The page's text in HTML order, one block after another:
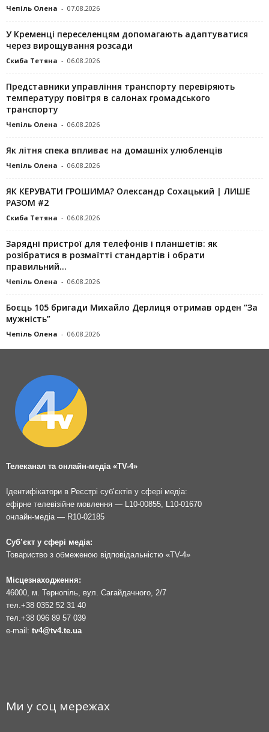
Чепіль Олена - 07.08.2026
У Кременці переселенцям допомагають адаптуватися
через вирощування розсади
Скиба Тетяна - 06.08.2026
Представники управління транспорту перевіряють
температуру повітря в салонах громадського
транспорту
Чепіль Олена - 06.08.2026
Як літня спека впливає на домашніх улюбленців
Чепіль Олена - 06.08.2026
ЯК КЕРУВАТИ ГРОШИМА? Олександр Сохацький | ЛИШЕ
РАЗОМ #2
Скиба Тетяна - 06.08.2026
Зарядні пристрої для телефонів і планшетів: як
розібратися в розмаїтті стандартів і обрати
правильний...
Чепіль Олена - 06.08.2026
Боєць 105 бригади Михайло Дерлиця отримав орден “За
мужність”
Чепіль Олена - 06.08.2026
Телеканал та онлайн-медіа «TV-4»
Ідентифікатори в Реєстрі суб’єктів у сфері медіа:
ефірне телевізійне мовлення — L10-00855, L10-01670
онлайн-медіа — R10-02185
Суб’єкт у сфері медіа:
Товариство з обмеженою відповідальністю «TV-4»
Місцезнаходження:
46000, м. Тернопіль, вул. Сагайдачного, 2/7
тел.+38 0352 52 31 40
тел.+38 096 89 57 039
e-mail: tv4@tv4.te.ua
Ми у соц мережах